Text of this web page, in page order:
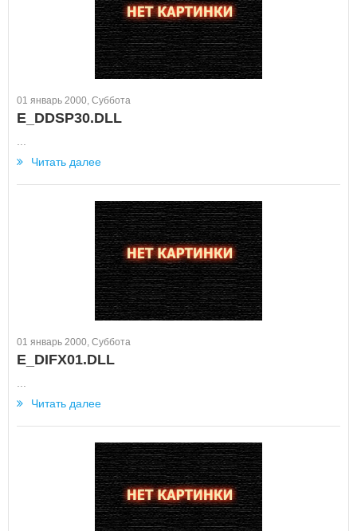
01 январь 2000, Суббота
E_DDSP30.DLL
Читать далее
01 январь 2000, Суббота
E_DIFX01.DLL
Читать далее